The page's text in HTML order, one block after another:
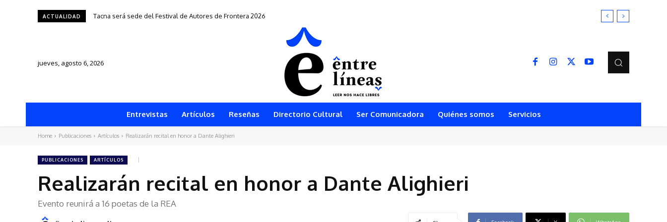
ACTUALIDAD Tacna será sede del Festival de Autores de Frontera 2026
Una silla, una historia y una ciudad: “1950” vuelve al teatro arequipeño
jueves, agosto 6, 2026
Entrevistas Artículos Reseñas Directorio Cultural Ser Comunicadora Quiénes somos Servicios
Home Publicaciones Artículos Realizarán recital en honor a Dante Alighieri
PUBLICACIONES ARTÍCULOS
Realizarán recital en honor a Dante Alighieri
Evento reunirá a 16 poetas de la REA